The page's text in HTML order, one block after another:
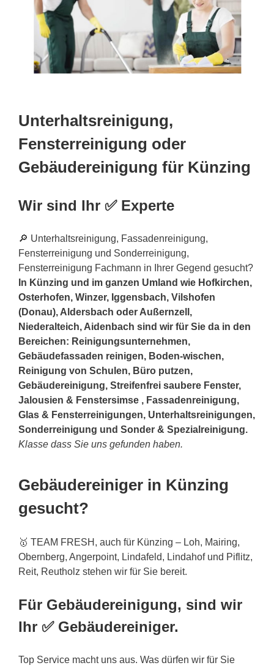
Unterhaltsreinigung,
Fensterreinigung oder
Gebäudereinigung für Künzing
Wir sind Ihr ✅ Experte
🔎 Unterhaltsreinigung, Fassadenreinigung,
Fensterreinigung und Sonderreinigung,
Fensterreinigung Fachmann in Ihrer Gegend gesucht?
In Künzing und im ganzen Umland wie Hofkirchen,
Osterhofen, Winzer, Iggensbach, Vilshofen
(Donau), Aldersbach oder Außernzell,
Niederalteich, Aidenbach sind wir für Sie da in den
Bereichen: Reinigungsunternehmen,
Gebäudefassaden reinigen, Boden-wischen,
Reinigung von Schulen, Büro putzen,
Gebäudereinigung, Streifenfrei saubere Fenster,
Jalousien & Fenstersimse , Fassadenreinigung,
Glas & Fensterreinigungen, Unterhaltsreinigungen,
Sonderreinigung und Sonder & Spezialreinigung.
Klasse dass Sie uns gefunden haben.
Gebäudereiniger in Künzing
gesucht?
🥇 TEAM FRESH, auch für Künzing – Loh, Mairing,
Obernberg, Angerpoint, Lindafeld, Lindahof und Piflitz,
Reit, Reutholz stehen wir für Sie bereit.
Für Gebäudereinigung, sind wir
Ihr ✅ Gebäudereiniger.
Top Service macht uns aus. Was dürfen wir für Sie